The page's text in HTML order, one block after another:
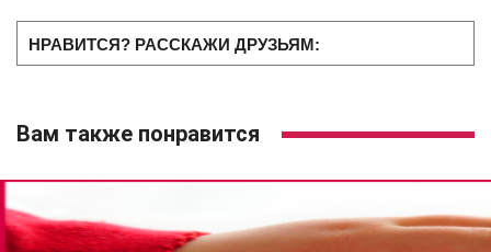
НРАВИТСЯ? РАССКАЖИ ДРУЗЬЯМ:
Вам также понравится